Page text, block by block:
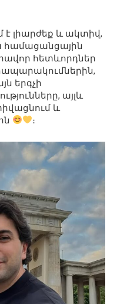
է լիարժեք և ակտիվ,
համացանցային
հետևորդներ
երգչի
այլև
և
։